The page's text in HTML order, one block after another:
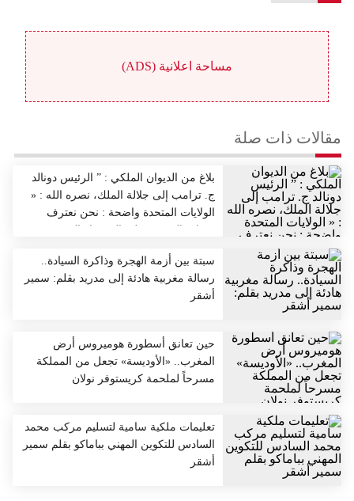
مساحة اعلانية (ADS)
مقالات ذات صلة
بلاغ من الديوان الملكي : ” الرئيس دونالد
ج. ترامب إلى جلالة الملك، نصره الله : «
الولايات المتحدة واضحة : نحن نعترف
الجاد، وذي المصداقية والواقعي باعتباره
الأساس الوحيد للتوصل إلى حل».
سبتة بين أزمة الهجرة وذاكرة السيادة..
رسالة مغربية هادئة إلى مدريد بقلم: سمير
أشقر
حين تعانق أسطورة هوميروس أرض
المغرب.. «الأوديسة» تجعل من المملكة
مسرحاً لملحمة كريستوفر نولان
تعليمات ملكية سامية لتسليم مركب محمد
السادس للتكوين المهني بباماكو بقلم سمير
أشقر